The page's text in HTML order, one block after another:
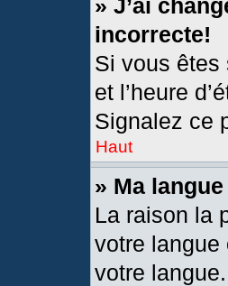
» J’ai
incorrecte!
Si vous êtes
et l’heure
Signalez ce
Haut
» Ma
La raison la
votre langue
votre